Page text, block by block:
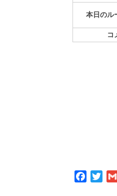
本日のル
コ